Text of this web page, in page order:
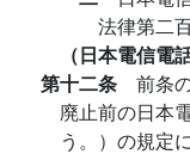
法律第二
（日本電信電
第十二条 前条
廃止前の日本
う。）の規定